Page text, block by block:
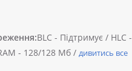
BLC - Підтримує / HLC -
- 128/128 Мб / дивитись все